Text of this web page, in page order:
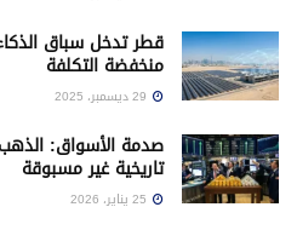
قطر تدخل سباق
منخفضة التكلفة
صدمة الأسواق:
تاريخية غير مسبوقة